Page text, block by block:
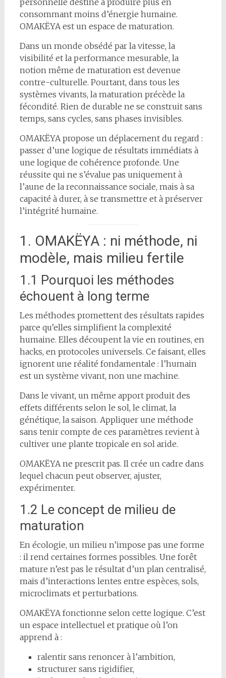
consommant moins d’énergie humaine.
OMAKËYA est un espace de maturation.
Dans un monde obsédé par la vitesse, la
visibilité et la performance mesurable, la
notion même de maturation est devenue
contre-culturelle. Pourtant, dans tous les
systèmes vivants, la maturation précède la
fécondité. Rien de durable ne se construit sans
temps, sans cycles, sans phases invisibles.
OMAKËYA propose un déplacement du regard :
passer d’une logique de résultats immédiats à
une logique de cohérence profonde. Une
réussite qui ne s’évalue pas uniquement à
l’aune de la reconnaissance sociale, mais à sa
capacité à durer, à se transmettre et à préserver
l’intégrité humaine.
1. OMAKËYA : ni méthode, ni
modèle, mais milieu fertile
1.1 Pourquoi les méthodes
échouent à long terme
Les méthodes promettent des résultats rapides
parce qu’elles simplifient la complexité
humaine. Elles découpent la vie en routines, en
hacks, en protocoles universels. Ce faisant, elles
ignorent une réalité fondamentale : l’humain
est un système vivant, non une machine.
Dans le vivant, un même apport produit des
effets différents selon le sol, le climat, la
génétique, la saison. Appliquer une méthode
sans tenir compte de ces paramètres revient à
cultiver une plante tropicale en sol aride.
OMAKËYA ne prescrit pas. Il crée un cadre dans
lequel chacun peut observer, ajuster,
expérimenter.
1.2 Le concept de milieu de
maturation
En écologie, un milieu n’impose pas une forme
: il rend certaines formes possibles. Une forêt
mature n’est pas le résultat d’un plan centralisé,
mais d’interactions lentes entre espèces, sols,
microclimats et perturbations.
OMAKËYA fonctionne selon cette logique. C’est
un espace intellectuel et pratique où l’on
apprend à :
ralentir sans renoncer à l’ambition,
structurer sans rigidifier,